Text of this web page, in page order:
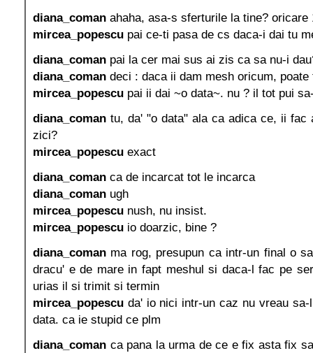
diana_coman ahaha, asa-s sferturile la tine? oricare
mircea_popescu pai ce-ti pasa de cs daca-i dai tu
diana_coman pai la cer mai sus ai zis ca sa nu-i
diana_coman deci : daca ii dam mesh oricum, poate
mircea_popescu pai ii dai ~o data~. nu ? il tot pui
diana_coman tu, da' "o data" ala ca adica ce, ii fac
zici?
mircea_popescu exact
diana_coman ca de incarcat tot le incarca
diana_coman ugh
mircea_popescu nush, nu insist.
mircea_popescu io doarzic, bine ?
diana_coman ma rog, presupun ca intr-un final o
dracu' e de mare in fapt meshul si daca-l fac pe
urias il si trimit si termin
mircea_popescu da' io nici intr-un caz nu vreau
data. ca ie stupid ce plm
diana_coman ca pana la urma de ce e fix asta fix